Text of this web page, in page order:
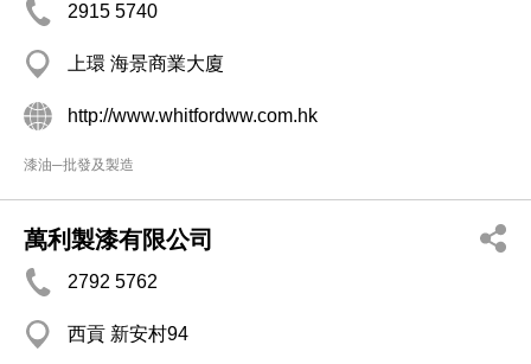
2915 5740
上環 海景商業大廈
http://www.whitfordww.com.hk
漆油─批發及製造
萬利製漆有限公司
2792 5762
西貢 新安村94